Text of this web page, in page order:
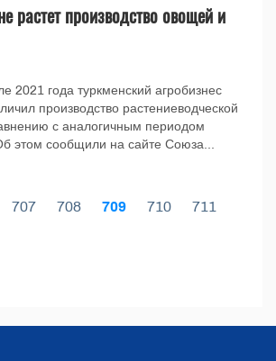
растет производство овощей и
2021 года туркменский агробизнес
производство растениеводческой
с аналогичным периодом
этом сообщили на сайте Союза...
707 708 709 710 711